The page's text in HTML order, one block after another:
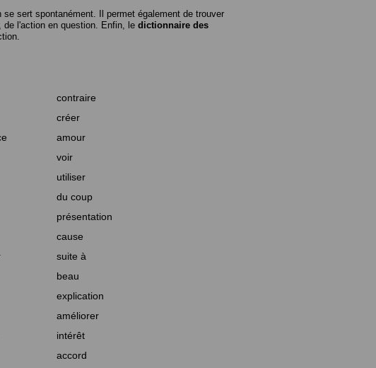
sert spontanément. Il permet également de trouver
l'action en question. Enfin, le dictionnaire des
contraire
créer
amour
voir
utiliser
du coup
présentation
cause
suite à
beau
explication
améliorer
intérêt
accord